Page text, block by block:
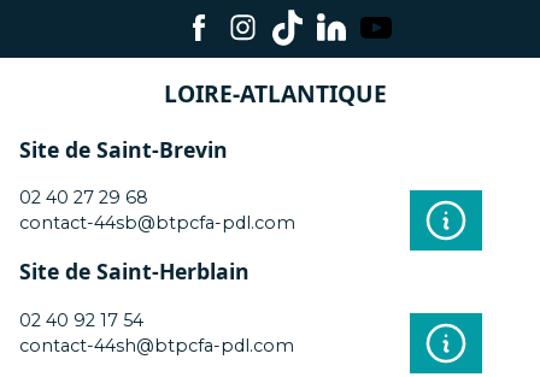
LOIRE-ATLANTIQUE
Site de Saint-Brevin
02 40 27 29 68
contact-44sb@btpcfa-pdl.com
Site de Saint-Herblain
02 40 92 17 54
contact-44sh@btpcfa-pdl.com